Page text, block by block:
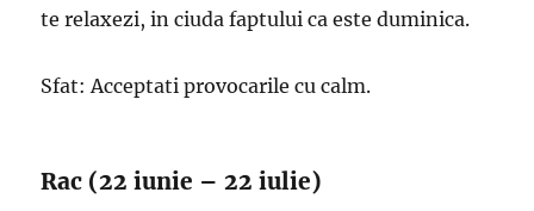
te relaxezi, in ciuda faptului ca este duminica.
Sfat: Acceptati provocarile cu calm.
Rac (22 iunie – 22 iulie)